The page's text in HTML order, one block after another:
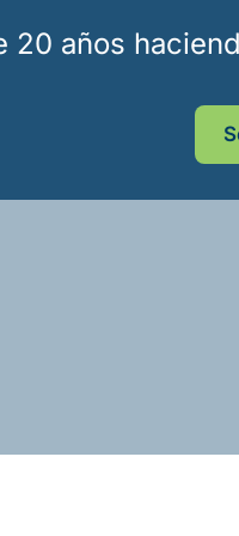
20 años